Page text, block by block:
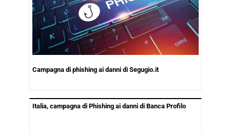
Campagna di phishing ai danni di Segugio.it
Italia, campagna di Phishing ai danni di Banca Profilo